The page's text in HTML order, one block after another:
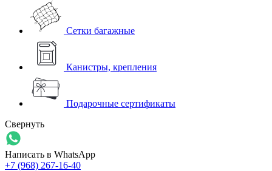
Сетки багажные
Канистры, крепления
Подарочные сертификаты
Свернуть
Написать в WhatsApp
+7 (968) 267-16-40